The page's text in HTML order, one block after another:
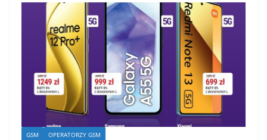
GSM OPERATORZY GSM